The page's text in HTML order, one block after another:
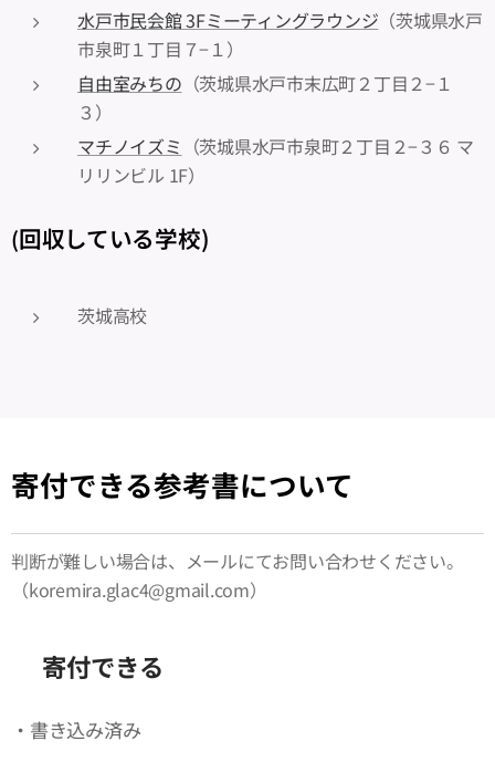
水戸市民会館 3Fミーティングラウンジ （茨城県水戸
市泉町１丁目７−１）
自由室みちの （茨城県水戸市末広町２丁目２−１
３）
マチノイズミ （茨城県水戸市泉町２丁目２−３６ マ
リリンビル 1F）
(回収している学校)
茨城高校
寄付できる参考書について
判断が難しい場合は、メールにてお問い合わせください。
（koremira.glac4@gmail.com）
寄付できる
・書き込み済み